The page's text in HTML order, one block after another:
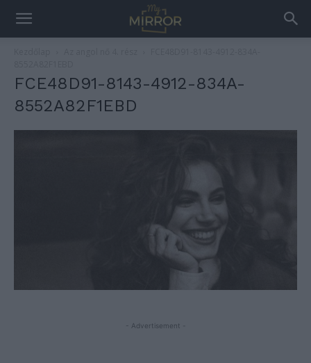
FCE48D91-8143-4912-834A-
8552A82F1EBD
- Advertisement -